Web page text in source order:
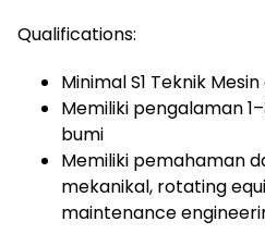
Qualifications:
Minimal S1 Teknik
Memiliki pengalaman
bumi
Memiliki pemahaman
mekanikal, rotating
maintenance